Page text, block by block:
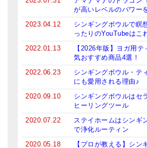
ヒーリング・マンダラポスター
ロゴステッカー・ポストカード各種
亡命チベット人尼僧のお守り・チャーム
チベット・マントラ・ヒーリングCD
ギフトラッピング
シンギングボウル講座
が高いレベルのパワー
2023.04.12
シンギングボウルで瞑
ったりのYouTubeはこ
2022.01.13
【2026年版】ヨガ用
気おすすめ商品4選！
2022.06.23
シンギングボウル・テ
にも愛用される理由♪
2020.09.10
シンギングボウルはセ
ヒーリングツール
2020.07.22
ステイホームはシンギ
で浄化ルーティン
2020.05.18
【プロが教える】シン